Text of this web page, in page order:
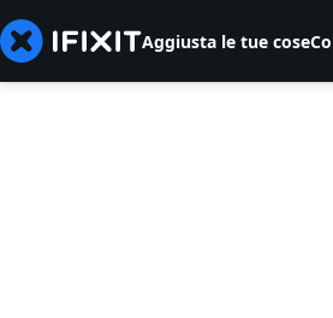
Aggiusta le tue cose